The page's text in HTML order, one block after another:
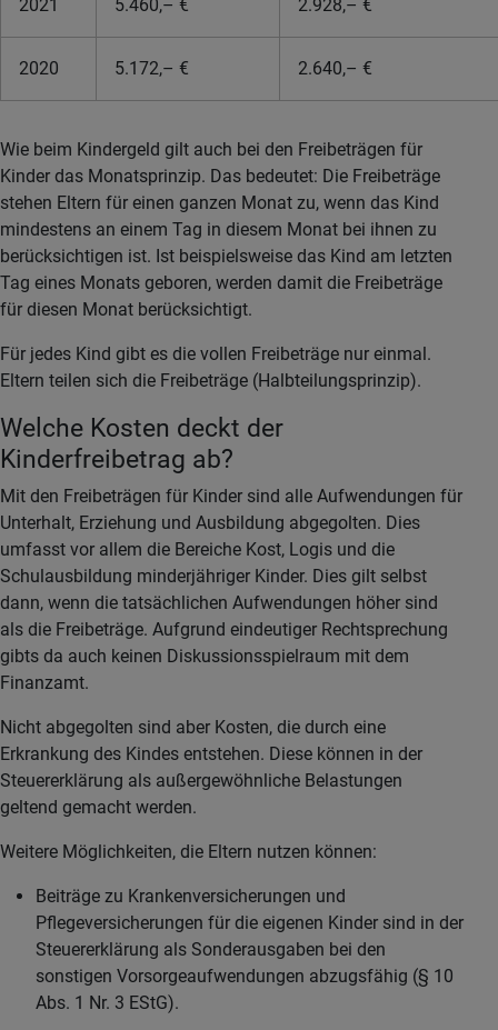
2021 5.460,– € 2.928,– €
2020 5.172,– € 2.640,– €
Wie beim Kindergeld gilt auch bei den Freibeträgen für
Kinder das Monatsprinzip. Das bedeutet: Die Freibeträge
stehen Eltern für einen ganzen Monat zu, wenn das Kind
mindestens an einem Tag in diesem Monat bei ihnen zu
berücksichtigen ist. Ist beispielsweise das Kind am letzten
Tag eines Monats geboren, werden damit die Freibeträge
für diesen Monat berücksichtigt.
Für jedes Kind gibt es die vollen Freibeträge nur einmal.
Eltern teilen sich die Freibeträge (Halbteilungsprinzip).
Welche Kosten deckt der
Kinderfreibetrag ab?
Mit den Freibeträgen für Kinder sind alle Aufwendungen für
Unterhalt, Erziehung und Ausbildung abgegolten. Dies
umfasst vor allem die Bereiche Kost, Logis und die
Schulausbildung minderjähriger Kinder. Dies gilt selbst
dann, wenn die tatsächlichen Aufwendungen höher sind
als die Freibeträge. Aufgrund eindeutiger Rechtsprechung
gibts da auch keinen Diskussionsspielraum mit dem
Finanzamt.
Nicht abgegolten sind aber Kosten, die durch eine
Erkrankung des Kindes entstehen. Diese können in der
Steuererklärung als außergewöhnliche Belastungen
geltend gemacht werden.
Weitere Möglichkeiten, die Eltern nutzen können:
Beiträge zu Krankenversicherungen und
Pflegeversicherungen für die eigenen Kinder sind in der
Steuererklärung als Sonderausgaben bei den
sonstigen Vorsorgeaufwendungen abzugsfähig (§ 10
Abs. 1 Nr. 3 EStG).